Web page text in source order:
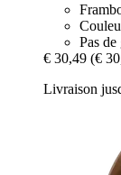
Pas de
€ 30,49 (€
Livraison